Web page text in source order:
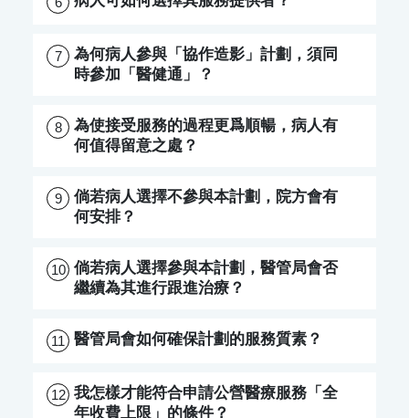
7
為何病人參與「協作造影」計劃，須同
時參加「醫健通」？
8
為使接受服務的過程更爲順暢，病人有
何值得留意之處？
9
倘若病人選擇不參與本計劃，院方會有
何安排？
10 倘若病人選擇參與本計劃，醫管局會否
繼續為其進行跟進治療？
11 醫管局會如何確保計劃的服務質素？
12 我怎樣才能符合申請公營醫療服務「全
年收費上限」的條件？